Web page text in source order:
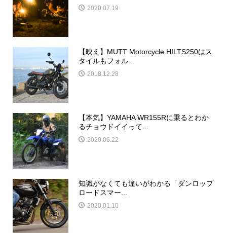
2020.07.19
【映え】MUTT Motorcycle HILTS250はス
タイルもフォル...
2018.12.28
【本気】YAMAHA WR155Rに乗るとわか
るチョウドイイって...
2020.06.22
知識がなくても違いがわかる「ダンロップ
ロードスマー...
2020.01.10